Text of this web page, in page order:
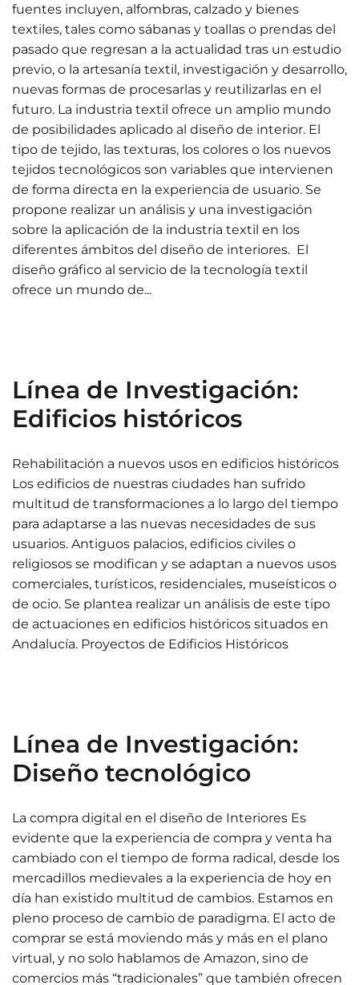
fuentes incluyen, alfombras, calzado y bienes
textiles, tales como sábanas y toallas o prendas del
pasado que regresan a la actualidad tras un estudio
previo, o la artesanía textil, investigación y desarrollo,
nuevas formas de procesarlas y reutilizarlas en el
futuro. La industria textil ofrece un amplio mundo
de posibilidades aplicado al diseño de interior. El
tipo de tejido, las texturas, los colores o los nuevos
tejidos tecnológicos son variables que intervienen
de forma directa en la experiencia de usuario. Se
propone realizar un análisis y una investigación
sobre la aplicación de la industria textil en los
diferentes ámbitos del diseño de interiores. El
diseño gráfico al servicio de la tecnología textil
ofrece un mundo de...
Línea de Investigación:
Edificios históricos
Rehabilitación a nuevos usos en edificios históricos
Los edificios de nuestras ciudades han sufrido
multitud de transformaciones a lo largo del tiempo
para adaptarse a las nuevas necesidades de sus
usuarios. Antiguos palacios, edificios civiles o
religiosos se modifican y se adaptan a nuevos usos
comerciales, turísticos, residenciales, museísticos o
de ocio. Se plantea realizar un análisis de este tipo
de actuaciones en edificios históricos situados en
Andalucía. Proyectos de Edificios Históricos
Línea de Investigación:
Diseño tecnológico
La compra digital en el diseño de Interiores Es
evidente que la experiencia de compra y venta ha
cambiado con el tiempo de forma radical, desde los
mercadillos medievales a la experiencia de hoy en
día han existido multitud de cambios. Estamos en
pleno proceso de cambio de paradigma. El acto de
comprar se está moviendo más y más en el plano
virtual, y no solo hablamos de Amazon, sino de
comercios más “tradicionales” que también ofrecen